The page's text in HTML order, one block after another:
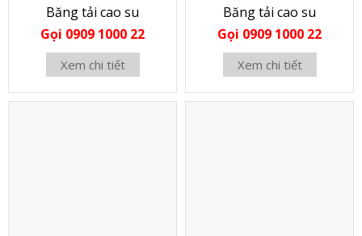
Băng tải cao su
Gọi 0909 1000 22
Xem chi tiết
Băng tải cao su
Gọi 0909 1000 22
Xem chi tiết